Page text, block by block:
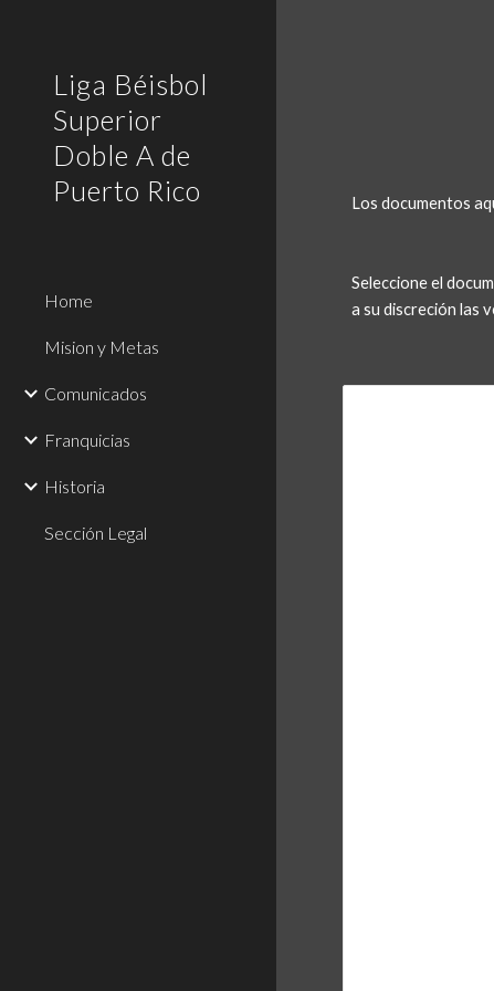
Liga Béisbol
Superior
Doble A de
Puerto Rico
Home
Mision y Metas
Comunicados
Franquicias
Historia
Sección Legal
Los documentos
Seleccione el
a su discreción las